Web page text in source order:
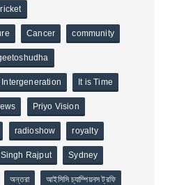
Cancer community
Intergeneration It is Time
Priyo Vision
radioshow royalty
Rajput Sydney
অন্তরা আইসিসি চ্যাম্পিয়নস ট্রফি